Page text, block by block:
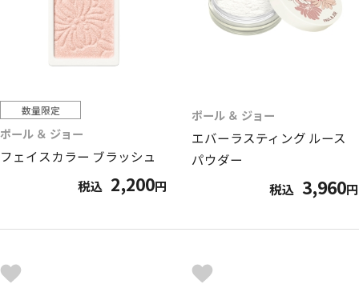
数量限定
ポール ＆ ジョー
フェイスカラー ブラッシュ
税込 2,200円
ポール ＆ ジョー
エバーラスティング ルース
パウダー
税込 3,960円